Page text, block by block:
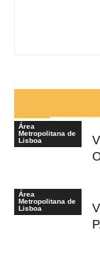
Área
Metropolitana de
Lisboa
Área
Metropolitana de
Lisboa